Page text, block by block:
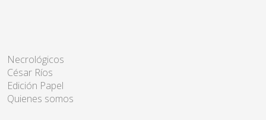
Necrológicos
César Ríos
Edición Papel
Quienes somos